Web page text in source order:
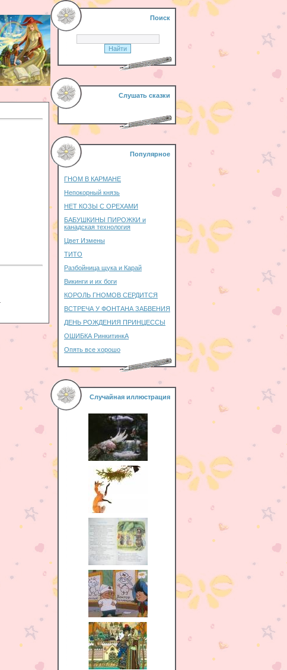
Поиск
Слушать сказки
Популярное
ГНОМ В КАРМАНЕ
Непокорный князь
НЕТ КОЗЫ С ОРЕХАМИ
БАБУШКИНЫ ПИРОЖКИ и
канадская технология
Цвет Измены
ТИТО
Разбойница щука и Карай
Викинги и их боги
КОРОЛЬ ГНОМОВ СЕРДИТСЯ
ВСТРЕЧА У ФОНТАНА ЗАБВЕНИЯ
ДЕНЬ РОЖДЕНИЯ ПРИНЦЕССЫ
ОШИБКА РинкитинкА
Опять все хорошо
Случайная иллюстрация